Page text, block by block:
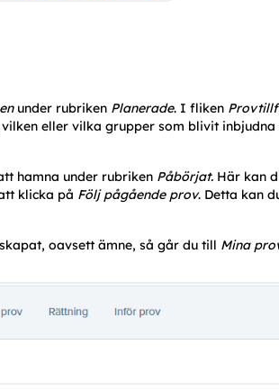
under rubriken Planerade. I fliken
vilken eller vilka grupper som blivit
hamna under rubriken Påbörjat. Här kan
klicka på Följ pågående prov. Detta kan
oavsett ämne, så går du till Mina